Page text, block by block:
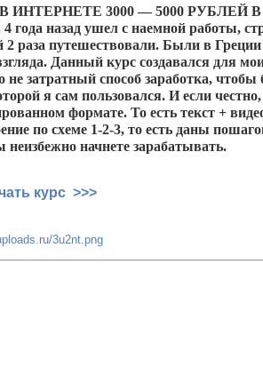
3000 — 5000 РУБЛЕЙ В
назад ушел с наемной работы,
раза путешествовали. Были в
Данный курс создавался для
затратный способ заработка, чтобы
я сам пользовался. И если честно,
формате. То есть текст +
по схеме 1-2-3, то есть даны
начнете зарабатывать.
курс >>>